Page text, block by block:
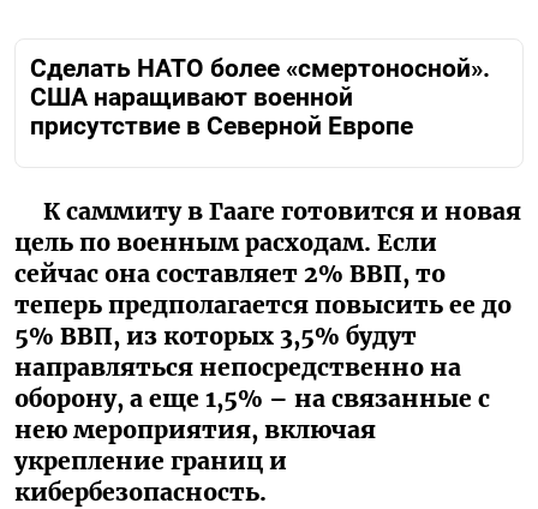
Сделать НАТО более «смертоносной».
США наращивают военной
присутствие в Северной Европе
К саммиту в Гааге готовится и новая
цель по военным расходам. Если
сейчас она составляет 2% ВВП, то
теперь предполагается повысить ее до
5% ВВП, из которых 3,5% будут
направляться непосредственно на
оборону, а еще 1,5% – на связанные с
нею мероприятия, включая
укрепление границ и
кибербезопасность.